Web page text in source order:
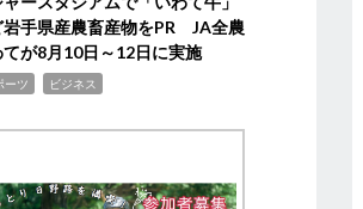
岩手県産農畜産物をPR JA全農
てが8月10日～12日に実施
ーツ ビジネス